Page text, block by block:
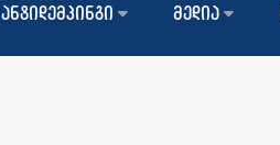
ანტიდემპინგი მედია